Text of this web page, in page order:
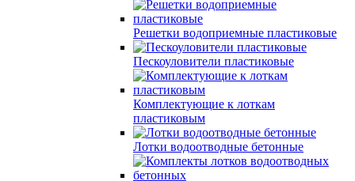
Решетки водоприемные пластиковые
Пескоуловители пластиковые
Комплектующие к лоткам
пластиковым
Лотки водоотводные бетонные